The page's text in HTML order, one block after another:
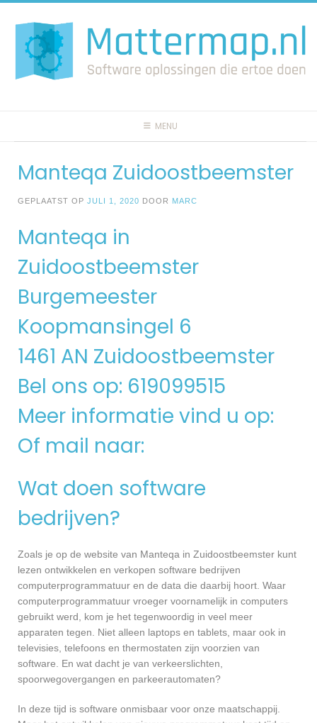
naar
inhoud
MENU
Manteqa Zuidoostbeemster
GEPLAATST OP JULI 1, 2020 DOOR MARC
Manteqa in
Zuidoostbeemster
Burgemeester
Koopmansingel 6
1461 AN Zuidoostbeemster
Bel ons op: 619099515
Meer informatie vind u op:
Of mail naar:
Wat doen software
bedrijven?
Zoals je op de website van Manteqa in Zuidoostbeemster kunt
lezen ontwikkelen en verkopen software bedrijven
computerprogrammatuur en de data die daarbij hoort. Waar
computerprogrammatuur vroeger voornamelijk in computers
gebruikt werd, kom je het tegenwoordig in veel meer
apparaten tegen. Niet alleen laptops en tablets, maar ook in
televisies, telefoons en thermostaten zijn voorzien van
software. En wat dacht je van verkeerslichten,
spoorwegovergangen en parkeerautomaten?
In deze tijd is software onmisbaar voor onze maatschappij.